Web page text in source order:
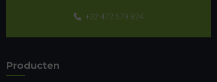
+32 472 679 824
Producten